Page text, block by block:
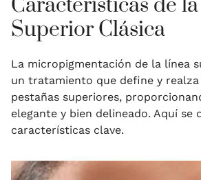
Características de
Superior Clásica
La micropigmentación de la línea
un tratamiento que define y
pestañas superiores,
elegante y bien delineado. Aquí se
características clave.